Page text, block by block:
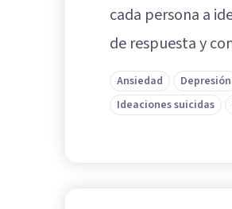
cada persona a
de respuesta y
Ansiedad Depresión
Ideaciones suicidas